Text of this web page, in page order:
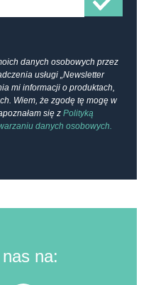
danych osobowych przez
usługi „Newsletter
mi informacji o produktach,
Wiem, że zgodę tę mogę w
się z Polityką
danych osobowych.
na: